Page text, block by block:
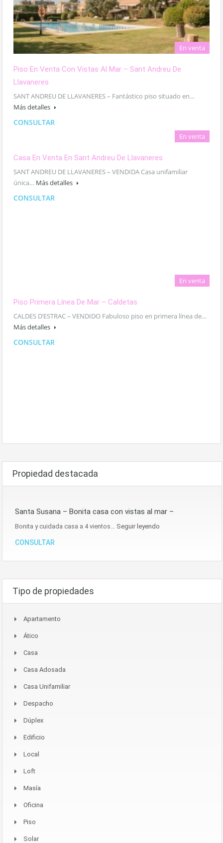
En venta
Piso En Venta Con Vistas Al Mar – Sant Andreu De
Llavaneres
SANT ANDREU DE LLAVANERES – Fantástico piso situado en…
Más detalles
CONSULTAR
En venta
Casa En Venta En Sant Andreu De Llavaneres
SANT ANDREU DE LLAVANERES – VENDIDA Casa unifamiliar
única… Más detalles
CONSULTAR
En venta
Piso Primera Línea De Mar – Caldetas
CALDES D’ESTRAC – VENDIDO Fabuloso piso en primera línea de…
Más detalles
CONSULTAR
Propiedad destacada
Santa Susana – Bonita casa con vistas al mar –
Bonita y cuidada casa a 4 vientos… Seguir leyendo
CONSULTAR
Tipo de propiedades
Apartamento
Ático
Casa
Casa Adosada
Casa Unifamiliar
Despacho
Dúplex
Edificio
Local
Loft
Masía
Oficina
Piso
Solar